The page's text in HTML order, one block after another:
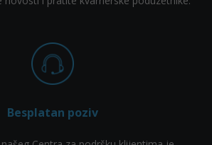
Besplatan poziv